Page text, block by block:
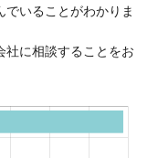
いることがわかりま
社に相談することをお